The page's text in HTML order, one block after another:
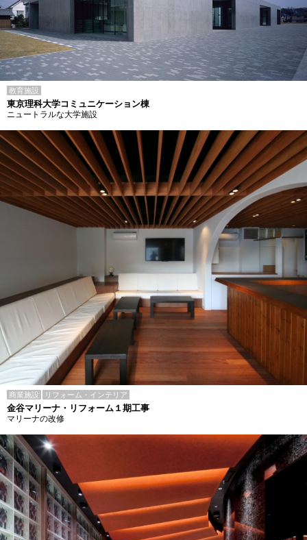
教育施設
東京理科大学コミュニケーション棟
ニュートラルな大学施設
商業施設 リフォーム・インテリア
金谷マリーナ・リフォーム１期工事
マリーナの改修